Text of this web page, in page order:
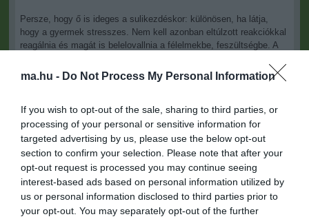
ma.hu - Do Not Process My Personal Information
If you wish to opt-out of the sale, sharing to third parties, or
processing of your personal or sensitive information for
targeted advertising by us, please use the below opt-out
section to confirm your selection. Please note that after your
opt-out request is processed you may continue seeing
interest-based ads based on personal information utilized by
us or personal information disclosed to third parties prior to
your opt-out. You may separately opt-out of the further
Persze, hogy ő is ideges a sulikezdéskor: különösen, ha látja,
hogy a gyermek stresszes. Nem kell azonban eltúlzott reakciókkal
reagálnia és magát is belelovallnia a félelmekbe, feszültségbe. A
gond akkor van, ha a szorongás, az idegesség
hosszabb ideig
Az ismeretlentől való félelem természetes:nem tudják, ki
lesz a tanítójuk, tanáruk, mennyire lesz megfelelő a teljesítményük
- milyenek lesznek az osztálytársak. A kisebbeknél
a szülőktől
való elválás,
sőt olyasmi is okoz problémát, hogy nem tudják,
képesek lesznek-e majd önállóan megtalálni a helyiségeket,
például a vécét.